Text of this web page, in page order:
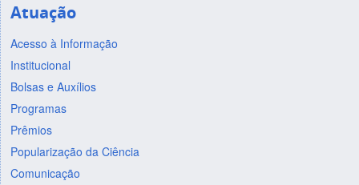
Atuação
Acesso à Informação
Institucional
Bolsas e Auxílios
Programas
Prêmios
Popularização da Ciência
Comunicação